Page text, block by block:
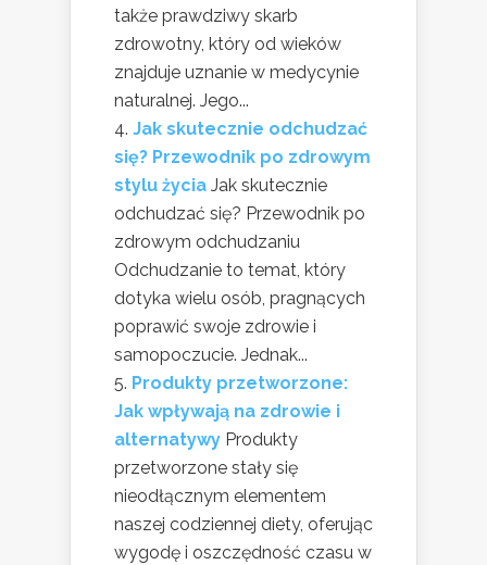
także prawdziwy skarb
zdrowotny, który od wieków
znajduje uznanie w medycynie
naturalnej. Jego...
Jak skutecznie odchudzać
się? Przewodnik po zdrowym
stylu życia Jak skutecznie
odchudzać się? Przewodnik po
zdrowym odchudzaniu
Odchudzanie to temat, który
dotyka wielu osób, pragnących
poprawić swoje zdrowie i
samopoczucie. Jednak...
Produkty przetworzone:
Jak wpływają na zdrowie i
alternatywy Produkty
przetworzone stały się
nieodłącznym elementem
naszej codziennej diety, oferując
wygodę i oszczędność czasu w